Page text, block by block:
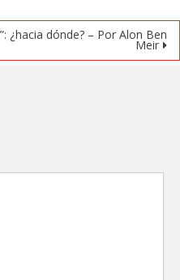
¿hacia dónde? – Por Alon Ben
Meir